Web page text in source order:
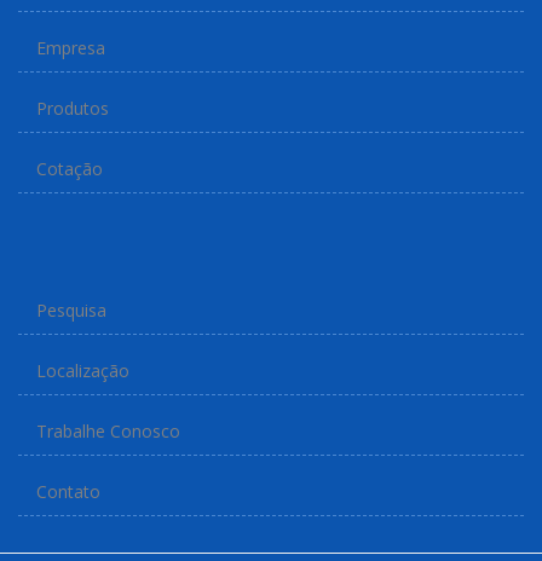
Empresa
Produtos
Cotação
Pesquisa
Localização
Trabalhe Conosco
Contato